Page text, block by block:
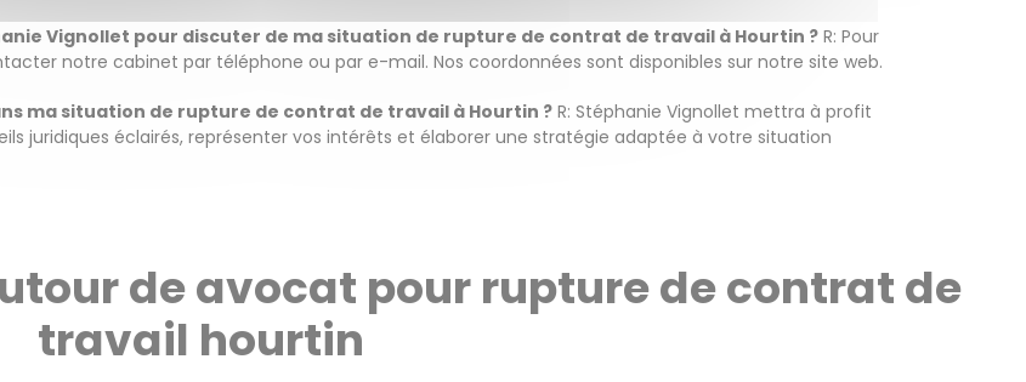
Vignollet pour discuter de ma situation de rupture de contrat de travail à Hourtin ? R: Pour
notre cabinet par téléphone ou par e-mail. Nos coordonnées sont disponibles sur notre site web.
ma situation de rupture de contrat de travail à Hourtin ? R: Stéphanie Vignollet mettra à profit
juridiques éclairés, représenter vos intérêts et élaborer une stratégie adaptée à votre situation
de avocat pour rupture de contrat de
travail hourtin